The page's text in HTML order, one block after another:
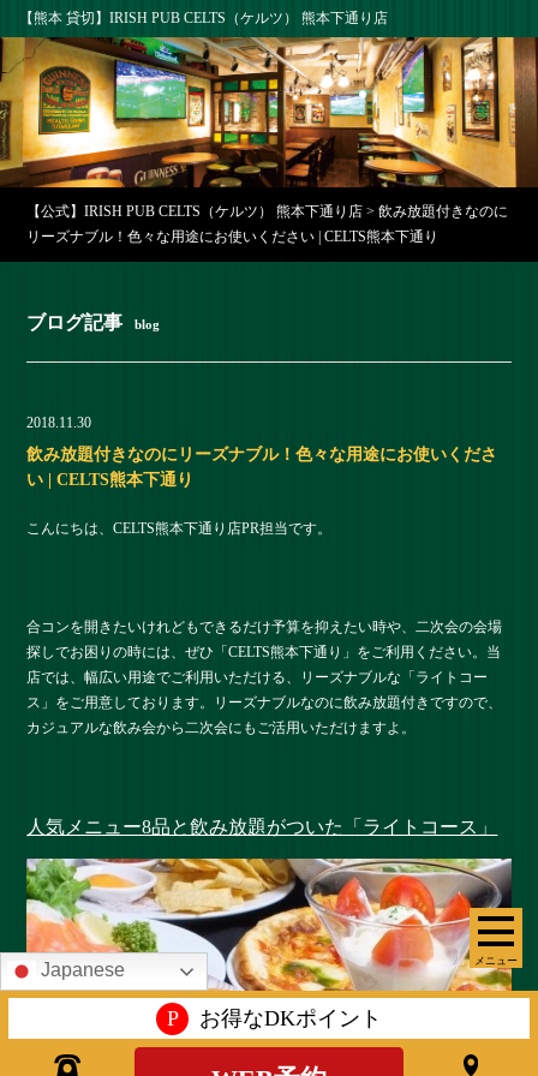
【熊本 貸切】IRISH PUB CELTS（ケルツ） 熊本下通り店
メニュー
【公式】IRISH PUB CELTS（ケルツ） 熊本下通り店 >飲み放題付きなのに
リーズナブル！色々な用途にお使いください | CELTS熊本下通り
ブログ記事 blog
2018.11.30
飲み放題付きなのにリーズナブル！色々な用途にお使いくださ
い | CELTS熊本下通り
こんにちは、CELTS熊本下通り店PR担当です。
合コンを開きたいけれどもできるだけ予算を抑えたい時や、二次会の会場
探しでお困りの時には、ぜひ「CELTS熊本下通り」をご利用ください。当
店では、幅広い用途でご利用いただける、リーズナブルな「ライトコー
ス」をご用意しております。リーズナブルなのに飲み放題付きですので、
カジュアルな飲み会から二次会にもご活用いただけますよ。
人気メニュー8品と飲み放題がついた「ライトコース」
Japanese
P お得なDKポイント